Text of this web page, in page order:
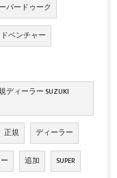
パードゥーク
ベンチャー
ディーラー SUZUKI
正規 ディーラー
追加 SUPER